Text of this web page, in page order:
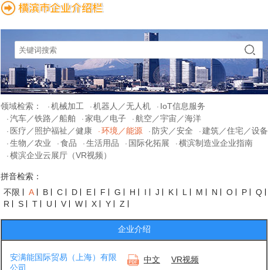
领域检索： · 机械加工 · 机器人／无人机 · IoT信息服务
· 汽车／铁路／船舶 · 家电／电子 · 航空／宇宙／海洋
· 医疗／照护福祉／健康 · 环境／能源 · 防灾／安全 · 建筑／住宅／设备
· 生物／农业 · 食品 · 生活用品 · 国际化拓展 · 横滨制造业企业指南
· 横滨企业云展厅（VR视频）
拼音检索：
不限
A B C D E F G H I J K L M N O P
Q
R
S T U V W X Y Z
企业介绍
安满能国际贸易（上海）有限
公司
中文 VR视频